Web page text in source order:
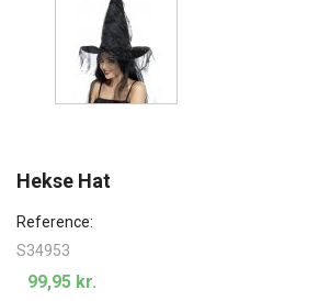
Hekse Hat
Reference:
S34953
99,95 kr.